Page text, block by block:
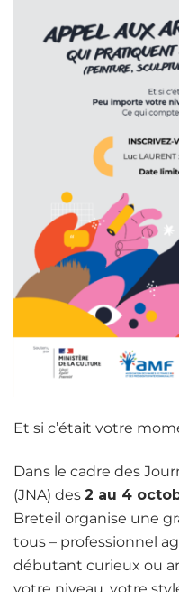
Et si c’était votre
Dans le cadre des
(JNA) des 2 au 4
Breteil organise une
tous – professionnel
débutant curieux ou